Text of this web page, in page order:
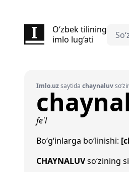
O‘zbek tilining
imlo lug‘ati
Imlo.uzsaytida chaynaluv
fe'l
Bo‘g‘inlarga bo‘linishi:
CHAYNALUVso‘zining